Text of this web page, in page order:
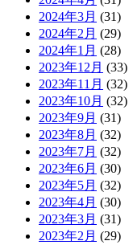
2024年3月 (31)
2024年2月 (29)
2024年1月 (28)
2023年12月 (33)
2023年11月 (32)
2023年10月 (32)
2023年9月 (31)
2023年8月 (32)
2023年7月 (32)
2023年6月 (30)
2023年5月 (32)
2023年4月 (30)
2023年3月 (31)
2023年2月 (29)